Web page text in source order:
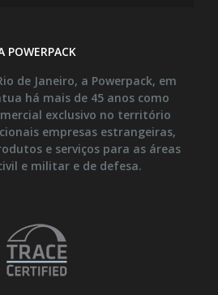
POWERPACK
de Janeiro, a Powerpack, em
há mais de 45 anos como
exclusivo no território
empresas estrangeiras,
e serviços para as áreas
e militar e de defesa.